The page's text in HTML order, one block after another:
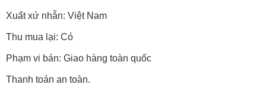
Xuất xứ nhẫn: Việt Nam
Thu mua lại: Có
Phạm vi bán: Giao hàng toàn quốc
Thanh toán an toàn.